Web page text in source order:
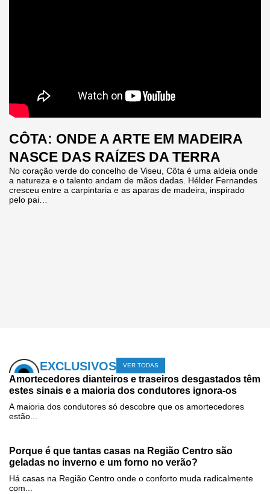
CÔTA: ONDE A ARTE EM MADEIRA
NASCE DAS RAÍZES DA TERRA
No coração verde do concelho de Viseu, Côta é uma aldeia onde
a natureza e o talento andam de mãos dadas. Hélder Fernandes
cresceu entre a carpintaria e as aparas de madeira, inspirado
pelo pai…
EXCLUSIVOS VER TODAS
Amortecedores dianteiros e traseiros desgastados têm
estes sinais e a maioria dos condutores ignora-os
A maioria dos condutores só descobre que os amortecedores
estão...
Porque é que tantas casas na Região Centro são
geladas no inverno e um forno no verão?
Há casas na Região Centro onde o conforto muda radicalmente
com...